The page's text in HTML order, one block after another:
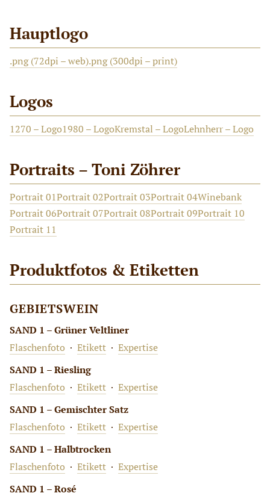
Hauptlogo
.png (72dpi – web).png (300dpi – print)
Logos
1270 – Logo1980 – LogoKremstal – LogoLehnherr – Logo
Portraits – Toni Zöhrer
Portrait 01Portrait 02Portrait 03Portrait 04Winebank
Portrait 06Portrait 07Portrait 08Portrait 09Portrait 10
Portrait 11
Produktfotos & Etiketten
GEBIETSWEIN
SAND 1 – Grüner Veltliner
Flaschenfoto · Etikett · Expertise
SAND 1 – Riesling
Flaschenfoto · Etikett · Expertise
SAND 1 – Gemischter Satz
Flaschenfoto · Etikett · Expertise
SAND 1 – Halbtrocken
Flaschenfoto · Etikett · Expertise
SAND 1 – Rosé